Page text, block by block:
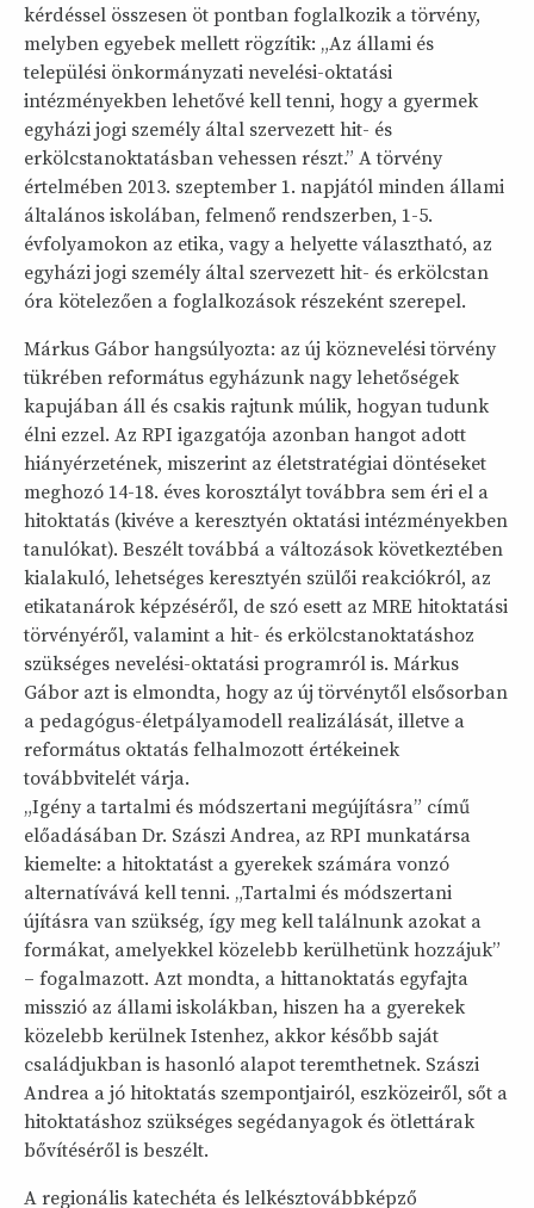
kérdéssel összesen öt pontban foglalkozik a törvény,
melyben egyebek mellett rögzítik: „Az állami és
települési önkormányzati nevelési-oktatási
intézményekben lehetővé kell tenni, hogy a gyermek
egyházi jogi személy által szervezett hit- és
erkölcstanoktatásban vehessen részt.” A törvény
értelmében 2013. szeptember 1. napjától minden állami
általános iskolában, felmenő rendszerben, 1-5.
évfolyamokon az etika, vagy a helyette választható, az
egyházi jogi személy által szervezett hit- és erkölcstan
óra kötelezően a foglalkozások részeként szerepel.
Márkus Gábor hangsúlyozta: az új köznevelési törvény
tükrében református egyházunk nagy lehetőségek
kapujában áll és csakis rajtunk múlik, hogyan tudunk
élni ezzel. Az RPI igazgatója azonban hangot adott
hiányérzetének, miszerint az életstratégiai döntéseket
meghozó 14-18. éves korosztályt továbbra sem éri el a
hitoktatás (kivéve a keresztyén oktatási intézményekben
tanulókat). Beszélt továbbá a változások következtében
kialakuló, lehetséges keresztyén szülői reakciókról, az
etikatanárok képzéséről, de szó esett az MRE hitoktatási
törvényéről, valamint a hit- és erkölcstanoktatáshoz
szükséges nevelési-oktatási programról is. Márkus
Gábor azt is elmondta, hogy az új törvénytől elsősorban
a pedagógus-életpályamodell realizálását, illetve a
református oktatás felhalmozott értékeinek
továbbvitelét várja.
„Igény a tartalmi és módszertani megújításra” című
előadásában Dr. Szászi Andrea, az RPI munkatársa
kiemelte: a hitoktatást a gyerekek számára vonzó
alternatívává kell tenni. „Tartalmi és módszertani
újításra van szükség, így meg kell találnunk azokat a
formákat, amelyekkel közelebb kerülhetünk hozzájuk”
– fogalmazott. Azt mondta, a hittanoktatás egyfajta
misszió az állami iskolákban, hiszen ha a gyerekek
közelebb kerülnek Istenhez, akkor később saját
családjukban is hasonló alapot teremthetnek. Szászi
Andrea a jó hitoktatás szempontjairól, eszközeiről, sőt a
hitoktatáshoz szükséges segédanyagok és ötlettárak
bővítéséről is beszélt.
A regionális katechéta és lelkésztovábbképző